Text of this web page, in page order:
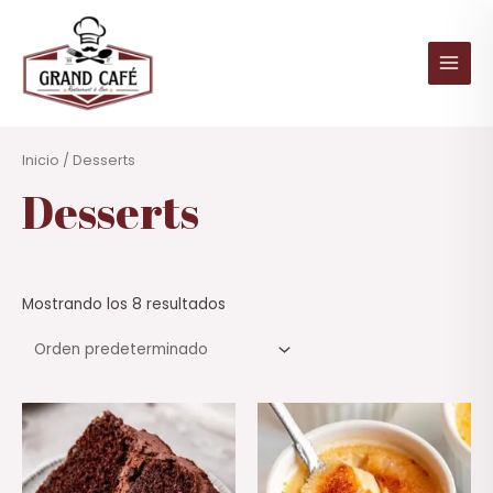
contenido
Main
Inicio / Desserts
Desserts
Mostrando los 8 resultados